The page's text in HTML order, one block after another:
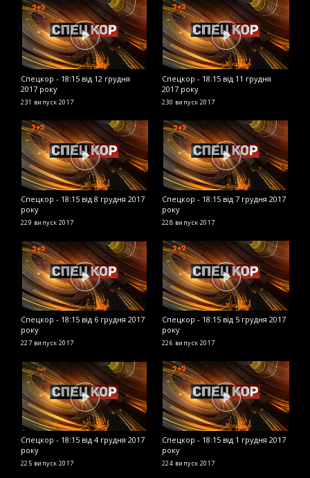
Спецкор - 18:15 від 12 грудня
2017 року
231 випуск 2017
Спецкор - 18:15 від 11 грудня
2017 року
230 випуск 2017
Спецкор - 18:15 від 8 грудня 2017
року
229 випуск 2017
Спецкор - 18:15 від 7 грудня 2017
року
228 випуск 2017
Спецкор - 18:15 від 6 грудня 2017
року
227 випуск 2017
Спецкор - 18:15 від 5 грудня 2017
року
226 випуск 2017
Спецкор - 18:15 від 4 грудня 2017
року
225 випуск 2017
Спецкор - 18:15 від 1 грудня 2017
року
224 випуск 2017